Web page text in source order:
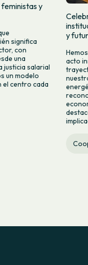
y
significa
con
una
justicia salarial
un modelo
el centro cada
y
acto